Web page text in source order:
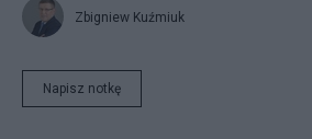
Zbigniew Kuźmiuk
Napisz notkę